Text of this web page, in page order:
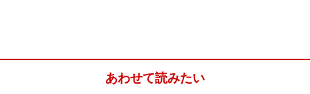
あわせて読みたい